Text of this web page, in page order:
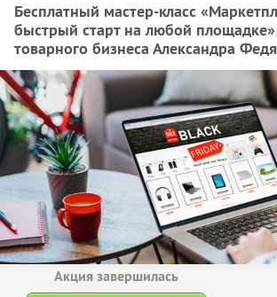
Бесплатный мастер-класс
быстрый старт на любой площадке»
товарного бизнеса Александра
Акция завершилась